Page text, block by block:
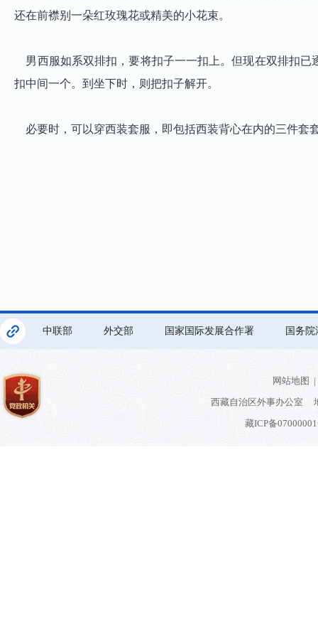
还在前襟别一朵红玫瑰花或精美的小花束。
男西服如系双排扣，要将扣子一一扣上。但现在双排扣已
扣中间一个。到坐下时，则把扣子解开。
必要时，可以穿西装套服，即包括西装背心在内的三件套
中联部 外交部 国家国际发展合作署 国务
网站地图 |
西藏自治区外事办公室
藏ICP备